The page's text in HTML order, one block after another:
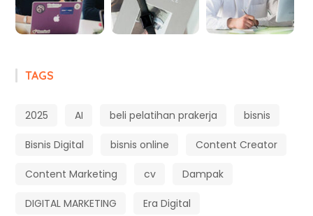
TAGS
2025 AI beli pelatihan prakerja bisnis
Bisnis Digital bisnis online Content Creator
Content Marketing cv Dampak
DIGITAL MARKETING Era Digital